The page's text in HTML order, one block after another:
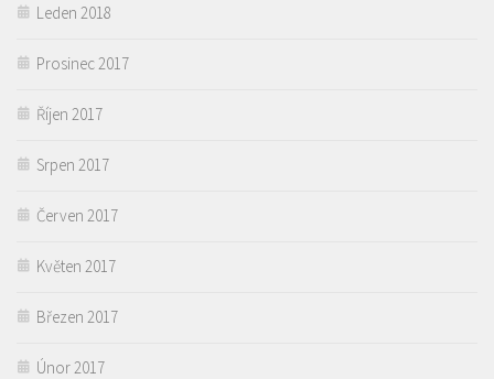
Leden 2018
Prosinec 2017
Říjen 2017
Srpen 2017
Červen 2017
Květen 2017
Březen 2017
Únor 2017